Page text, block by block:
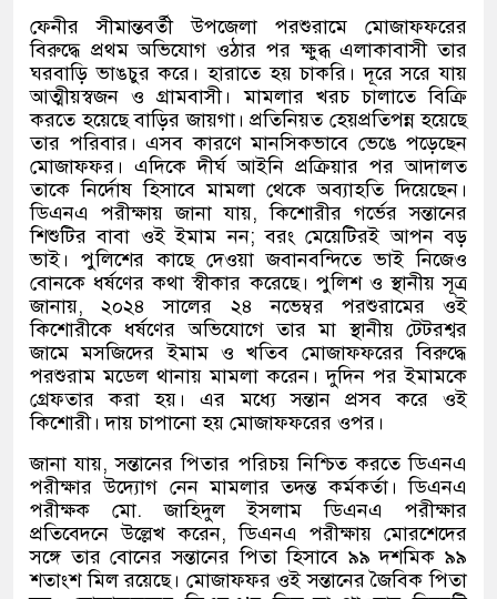
ফেনীর সীমান্তবর্তী উপজেলা পরশুরামে মোজাফফরের
বিরুদ্ধে প্রথম অভিযোগ ওঠার পর ক্ষুব্ধ এলাকাবাসী তার
ঘরবাড়ি ভাঙচুর করে। হারাতে হয় চাকরি। দূরে সরে যায়
আত্মীয়স্বজন ও গ্রামবাসী। মামলার খরচ চালাতে বিক্রি
করতে হয়েছে বাড়ির জায়গা। প্রতিনিয়ত হেয়প্রতিপন্ন হয়েছে
তার পরিবার। এসব কারণে মানসিকভাবে ভেঙে পড়েছেন
মোজাফফর। এদিকে দীর্ঘ আইনি প্রক্রিয়ার পর আদালত
তাকে নির্দোষ হিসাবে মামলা থেকে অব্যাহতি দিয়েছেন।
ডিএনএ পরীক্ষায় জানা যায়,কিশোরীর গর্ভের সন্তানের
শিশুটির বাবা ওই ইমাম নন;বরং মেয়েটিরই আপন বড়
ভাই। পুলিশের কাছে দেওয়া জবানবন্দিতে ভাই নিজেও
বোনকে ধর্ষণের কথা স্বীকার করেছে। পুলিশ ও স্থানীয় সূত্র
জানায়,২০২৪ সালের ২৪ নভেম্বর পরশুরামের ওই
কিশোরীকে ধর্ষণের অভিযোগে তার মা স্থানীয় টেটরশ্বর
জামে মসজিদের ইমাম ও খতিব মোজাফফরের বিরুদ্ধে
পরশুরাম মডেল থানায় মামলা করেন। দুদিন পর ইমামকে
গ্রেফতার করা হয়। এর মধ্যে সন্তান প্রসব করে ওই
কিশোরী। দায় চাপানো হয় মোজাফফরের ওপর।
জানা যায়,সন্তানের পিতার পরিচয় নিশ্চিত করতে ডিএনএ
পরীক্ষার উদ্যোগ নেন মামলার তদন্ত কর্মকর্তা। ডিএনএ
পরীক্ষক মো.জাহিদুল ইসলাম ডিএনএ পরীক্ষার
প্রতিবেদনে উল্লেখ করেন,ডিএনএ পরীক্ষায় মোরশেদের
সঙ্গে তার বোনের সন্তানের পিতা হিসাবে ৯৯ দশমিক ৯৯
শতাংশ মিল রয়েছে। মোজাফফর ওই সন্তানের জৈবিক পিতা